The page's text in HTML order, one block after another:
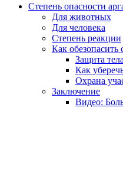
Степень опасности
Для животных
Для человека
Степень реакции
Как обезопасить
Защита тела
Как
Охрана
Заключение
Видео: